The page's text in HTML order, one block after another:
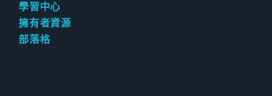
學習中心
擁有者資源
部落格